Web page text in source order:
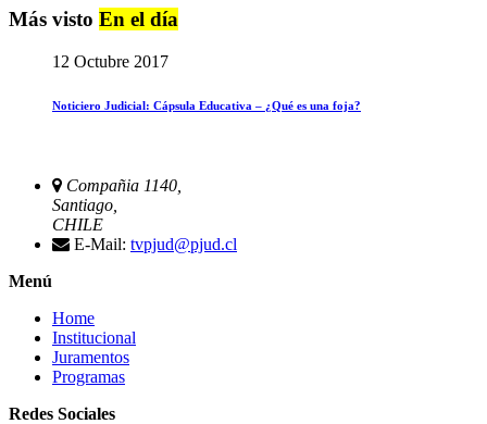
Más visto En el día
12 Octubre 2017
Noticiero Judicial: Cápsula Educativa – ¿Qué es una foja?
Compañia 1140,
Santiago,
CHILE
E-Mail: tvpjud@pjud.cl
Menú
Home
Institucional
Juramentos
Programas
Redes Sociales